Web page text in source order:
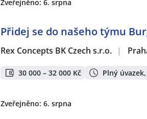
Zveřejněno: 6. srpna
Přidej se do našeho týmu
Rex Concepts BK Czech s.r.o. |
30 000 – 32 000 Kč Plný
Zveřejněno: 6. srpna